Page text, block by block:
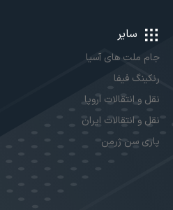
سایر
جام ملت های آسیا
رنکینگ فیفا
نقل و انتقالات اروپا
نقل و انتقالات ایران
پاری سن ژرمن